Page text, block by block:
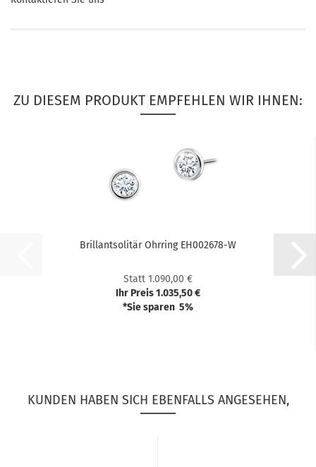
ZU DIESEM PRODUKT EMPFEHLEN WIR IHNEN:
Bril­lant­so­li­tär Ohr­ring EH002678-​​W
Statt 1.090,00 €
Ihr Preis 1.035,50 €
*Sie sparen 5%
KUNDEN HABEN SICH EBENFALLS ANGESEHEN,